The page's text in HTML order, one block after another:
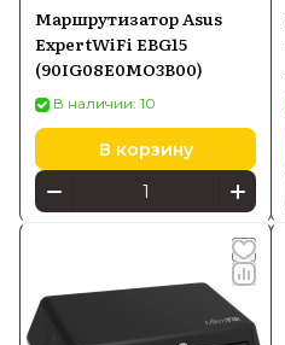
Маршрутизатор Asus
ExpertWiFi EBG15
(90IG08E0MO3B00)
В наличии: 10
В корзину